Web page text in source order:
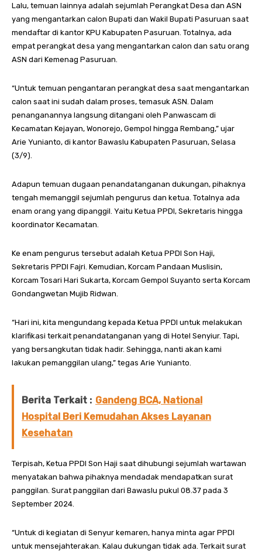
Lalu, temuan lainnya adalah sejumlah Perangkat Desa dan ASN
yang mengantarkan calon Bupati dan Wakil Bupati Pasuruan saat
mendaftar di kantor KPU Kabupaten Pasuruan. Totalnya, ada
empat perangkat desa yang mengantarkan calon dan satu orang
ASN dari Kemenag Pasuruan.
“Untuk temuan pengantaran perangkat desa saat mengantarkan
calon saat ini sudah dalam proses, temasuk ASN. Dalam
penanganannya langsung ditangani oleh Panwascam di
Kecamatan Kejayan, Wonorejo, Gempol hingga Rembang,” ujar
Arie Yunianto, di kantor Bawaslu Kabupaten Pasuruan, Selasa
(3/9).
Adapun temuan dugaan penandatanganan dukungan, pihaknya
tengah memanggil sejumlah pengurus dan ketua. Totalnya ada
enam orang yang dipanggil. Yaitu Ketua PPDI, Sekretaris hingga
koordinator Kecamatan.
Ke enam pengurus tersebut adalah Ketua PPDI Son Haji,
Sekretaris PPDI Fajri. Kemudian, Korcam Pandaan Muslisin,
Korcam Tosari Hari Sukarta, Korcam Gempol Suyanto serta Korcam
Gondangwetan Mujib Ridwan.
“Hari ini, kita mengundang kepada Ketua PPDI untuk melakukan
klarifikasi terkait penandatanganan yang di Hotel Senyiur. Tapi,
yang bersangkutan tidak hadir. Sehingga, nanti akan kami
lakukan pemanggilan ulang,” tegas Arie Yunianto.
Berita Terkait : Gandeng BCA, National
Hospital Beri Kemudahan Akses Layanan
Kesehatan
Terpisah, Ketua PPDI Son Haji saat dihubungi sejumlah wartawan
menyatakan bahwa pihaknya mendadak mendapatkan surat
panggilan. Surat panggilan dari Bawaslu pukul 08.37 pada 3
September 2024.
“Untuk di kegiatan di Senyur kemaren, hanya minta agar PPDI
untuk mensejahterakan. Kalau dukungan tidak ada. Terkait surat